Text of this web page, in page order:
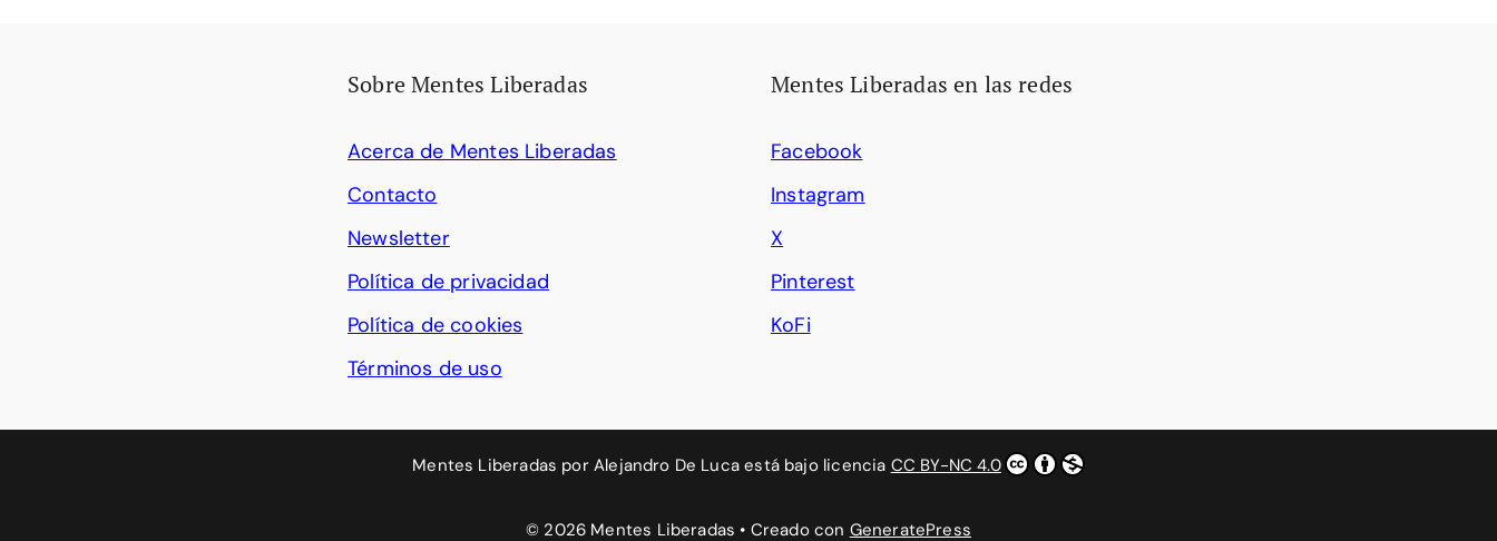
Sobre Mentes Liberadas
Acerca de Mentes Liberadas
Contacto
Newsletter
Política de privacidad
Política de cookies
Términos de uso
Mentes Liberadas en las redes
Facebook
Instagram
X
Pinterest
KoFi
Mentes Liberadas por Alejandro De Luca está bajo licencia CC BY-NC 4.0
© 2026 Mentes Liberadas • Creado con GeneratePress